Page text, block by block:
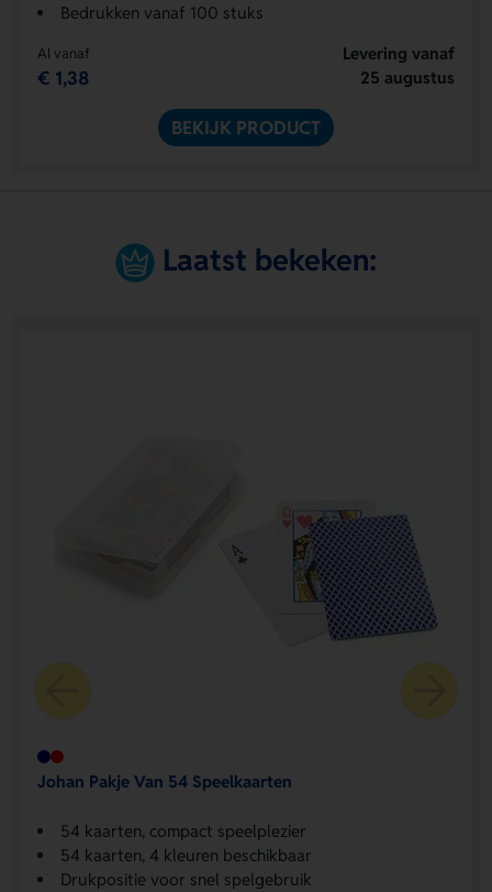
Bedrukken vanaf 100 stuks
Al vanaf
€ 1,38
Levering vanaf
25 augustus
BEKIJK PRODUCT
Laatst bekeken:
Johan Pakje Van 54 Speelkaarten
54 kaarten, compact speelplezier
54 kaarten, 4 kleuren beschikbaar
Drukpositie voor snel spelgebruik